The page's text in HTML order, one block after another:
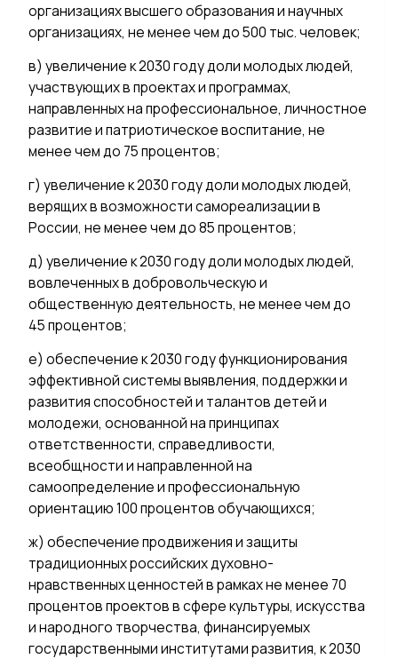
организациях высшего образования и научных
организациях, не менее чем до 500 тыс. человек;
в) увеличение к 2030 году доли молодых людей,
участвующих в проектах и программах,
направленных на профессиональное, личностное
развитие и патриотическое воспитание, не
менее чем до 75 процентов;
г) увеличение к 2030 году доли молодых людей,
верящих в возможности самореализации в
России, не менее чем до 85 процентов;
д) увеличение к 2030 году доли молодых людей,
вовлеченных в добровольческую и
общественную деятельность, не менее чем до
45 процентов;
е) обеспечение к 2030 году функционирования
эффективной системы выявления, поддержки и
развития способностей и талантов детей и
молодежи, основанной на принципах
ответственности, справедливости,
всеобщности и направленной на
самоопределение и профессиональную
ориентацию 100 процентов обучающихся;
ж) обеспечение продвижения и защиты
традиционных российских духовно-
нравственных ценностей в рамках не менее 70
процентов проектов в сфере культуры, искусства
и народного творчества, финансируемых
государственными институтами развития, к 2030